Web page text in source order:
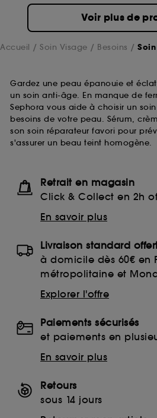
Voir plus de
Accueil Soin Visage Besoins
Gardez une peau épanouie et
un soin anti-âge. En manque de
Sephora vous aide à choisir un
besoins de votre peau. Sérum,
son soin réparateur favori pour
s'assurer un beau teint homogène.
Retrait en magasin
Click & Collect en 2h
En savoir plus
Livraison standard
à domicile dès 60€ en
métropolitaine et
Explorer l'offre
Paiements sécurisés
et paiements en
En savoir plus
Retours
sous 14 jours